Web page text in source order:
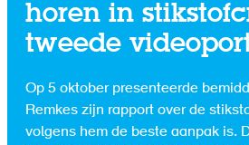
horen in
tweede
Op 5 oktober presenteerde
Remkes zijn rapport over de
volgens hem de beste aanpak is.